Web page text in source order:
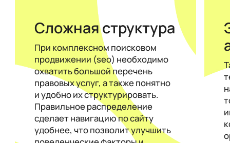
Сложная структура
При комплексном поисковом
продвижении (seo) необходимо
охватить большой перечень
правовых услуг, а также понятно
и удобно их структурировать.
Правильное распределение
сделает навигацию по сайту
удобнее, что позволит улучшить